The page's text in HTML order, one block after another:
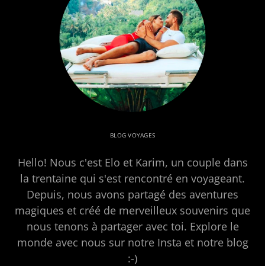
BLOG VOYAGES
Hello! Nous c'est Elo et Karim, un couple dans
la trentaine qui s'est rencontré en voyageant.
Depuis, nous avons partagé des aventures
magiques et créé de merveilleux souvenirs que
nous tenons à partager avec toi. Explore le
monde avec nous sur notre Insta et notre blog
:-)